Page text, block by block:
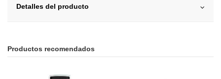
Detalles del producto
Productos recomendados